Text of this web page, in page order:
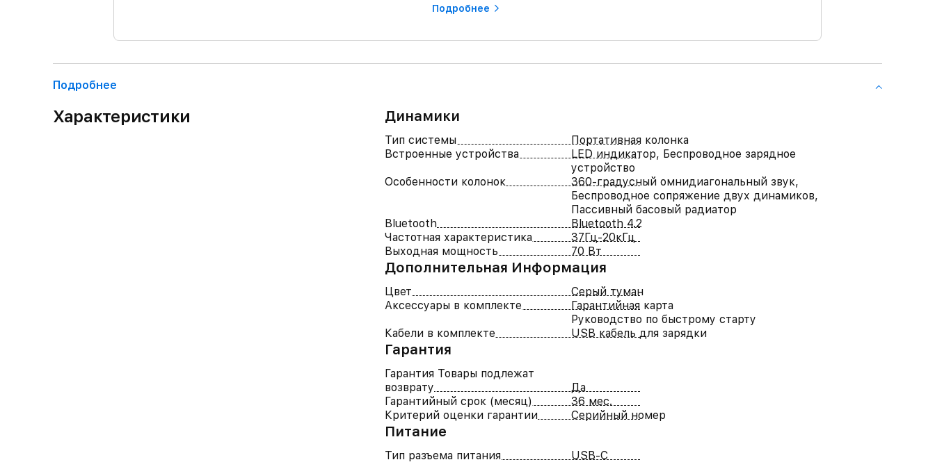
Подробнее
Подробнее
Характеристики Динамики
Тип системы
Портативная колонка
Встроенные устройства
LED индикатор, Беспроводное зарядное
устройство
Особенности колонок
360-градусный омнидиагональный звук,
Беспроводное сопряжение двух динамиков,
Пассивный басовый радиатор
Bluetooth
Bluetooth 4.2
Частотная характеристика
37Гц-20кГц
Выходная мощность
70 Вт
Дополнительная Информация
Цвет
Серый туман
Аксессуары в комплекте
Гарантийная карта
Руководство по быстрому старту
Кабели в комплекте
USB кабель для зарядки
Гарантия
Гарантия Товары подлежат
возврату
Да
Гарантийный срок (месяц)
36 мес.
Критерий оценки гарантии
Серийный номер
Питание
Тип разъема питания USB-C